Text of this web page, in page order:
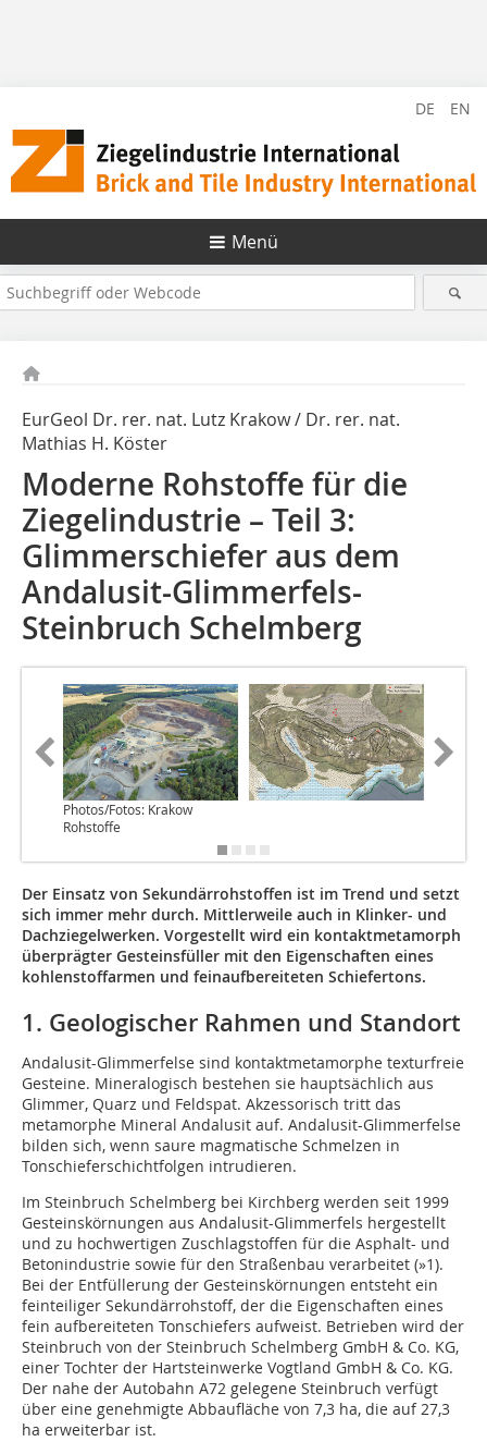
DE EN
Menü
EurGeol Dr. rer. nat. Lutz Krakow / Dr. rer. nat.
Mathias H. Köster
Moderne Rohstoffe für die
Ziegelindustrie – Teil 3:
Glimmerschiefer aus dem
Andalusit-Glimmerfels-
Steinbruch Schelmberg
Photos/Fotos: Krakow
Rohstoffe
Der Einsatz von Sekundärrohstoffen ist im Trend und setzt
sich immer mehr durch. Mittlerweile auch in Klinker- und
Dachziegelwerken. Vorgestellt wird ein kontaktmetamorph
überprägter Gesteinsfüller mit den Eigenschaften eines
kohlenstoffarmen und feinaufbereiteten Schiefertons.
1. Geologischer Rahmen und Standort
Andalusit-Glimmerfelse sind kontaktmetamorphe texturfreie
Gesteine. Mineralogisch bestehen sie hauptsächlich aus
Glimmer, Quarz und Feldspat. Akzessorisch tritt das
metamorphe Mineral Andalusit auf. Andalusit-Glimmerfelse
bilden sich, wenn saure magmatische Schmelzen in
Tonschieferschichtfolgen intrudieren.
Im Steinbruch Schelmberg bei Kirchberg werden seit 1999
Gesteinskörnungen aus Andalusit-Glimmerfels hergestellt
und zu hochwertigen Zuschlagstoffen für die Asphalt- und
Betonindustrie sowie für den Straßenbau verarbeitet (»1).
Bei der Entfüllerung der Gesteinskörnungen entsteht ein
feinteiliger Sekundärrohstoff, der die Eigenschaften eines
fein aufbereiteten Tonschiefers aufweist. Betrieben wird der
Steinbruch von der Steinbruch Schelmberg GmbH & Co. KG,
einer Tochter der Hartsteinwerke Vogtland GmbH & Co. KG.
Der nahe der Autobahn A72 gelegene Steinbruch verfügt
über eine genehmigte Abbaufläche von 7,3 ha, die auf 27,3
ha erweiterbar ist.